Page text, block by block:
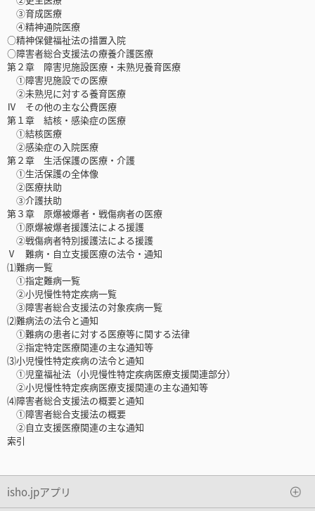
③育成医療
④精神通院医療
○精神保健福祉法の措置入院
○障害者総合支援法の療養介護医療
第２章 障害児施設医療・未熟児養育医療
①障害児施設での医療
②未熟児に対する養育医療
Ⅳ その他の主な公費医療
第１章 結核・感染症の医療
①結核医療
②感染症の入院医療
第２章 生活保護の医療・介護
①生活保護の全体像
②医療扶助
③介護扶助
第３章 原爆被爆者・戦傷病者の医療
①原爆被爆者援護法による援護
②戦傷病者特別援護法による援護
Ⅴ 難病・自立支援医療の法令・通知
⑴難病一覧
①指定難病一覧
②小児慢性特定疾病一覧
③障害者総合支援法の対象疾病一覧
⑵難病法の法令と通知
①難病の患者に対する医療等に関する法律
②指定特定医療関連の主な通知等
⑶小児慢性特定疾病の法令と通知
①児童福祉法（小児慢性特定疾病医療支援関連部分）
②小児慢性特定疾病医療支援関連の主な通知等
⑷障害者総合支援法の概要と通知
①障害者総合支援法の概要
②自立支援医療関連の主な通知
索引
isho.jpアプリ